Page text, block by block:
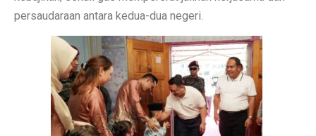
persaudaraan antara kedua-dua negeri.